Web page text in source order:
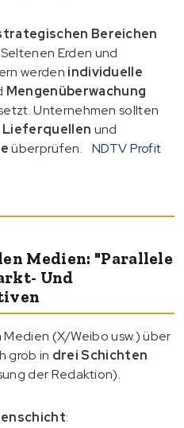
Bereichen
Seltenen Erden und
werden individuelle
Mengenüberwachung
Unternehmen sollten
und
überprüfen. NDTV Profit
Medien: "Parallele
Und
Medien (X/Weibo usw.) über
grob in drei Schichten
der Redaktion).
: